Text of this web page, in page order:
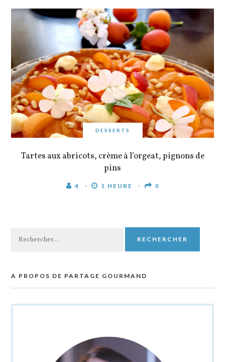
DESSERTS
Tartes aux abricots, crème à l’orgeat, pignons de
pins
4 1 HEURE 0
A PROPOS DE PARTAGE GOURMAND